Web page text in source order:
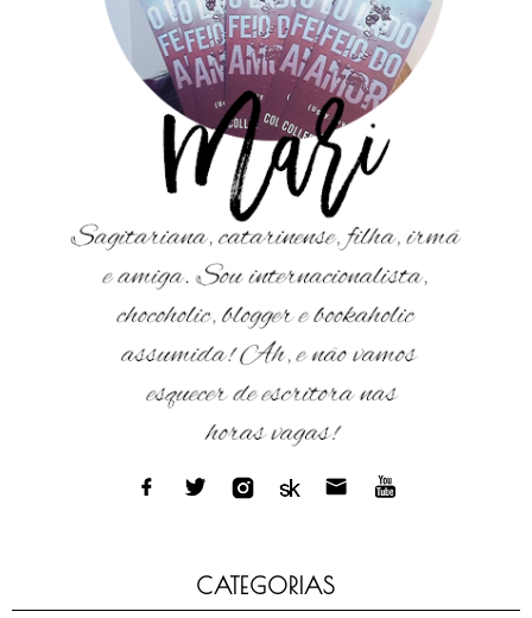
CATEGORIAS